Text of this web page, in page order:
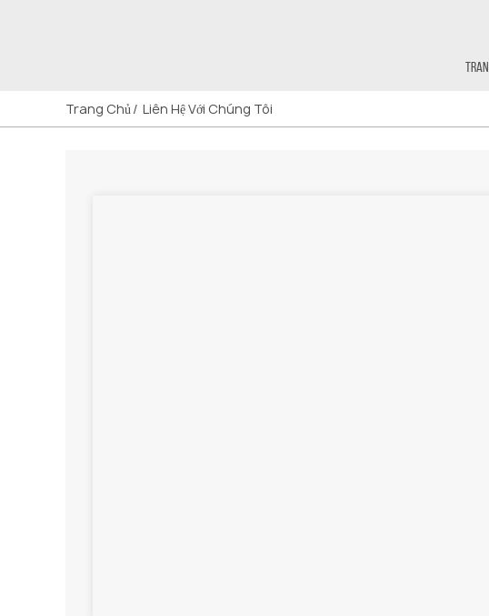
Liên
Trang Chủ Liên Hệ Với Chúng Tôi